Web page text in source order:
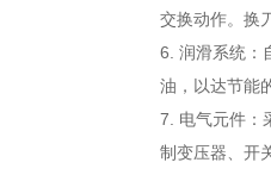
交换动作。换
6. 润滑系统：
油，以达节能
7. 电气元件：
制变压器、开